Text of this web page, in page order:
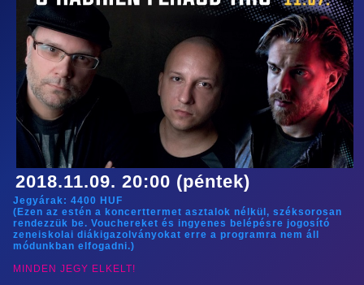
2018.11.09. 20:00 (péntek)
Jegyárak: 4400 HUF
(Ezen az estén a koncerttermet asztalok nélkül, széksorosan
rendezzük be. Vouchereket és ingyenes belépésre jogosító
zeneiskolai diákigazolványokat erre a programra nem áll
módunkban elfogadni.)
MINDEN JEGY ELKELT!